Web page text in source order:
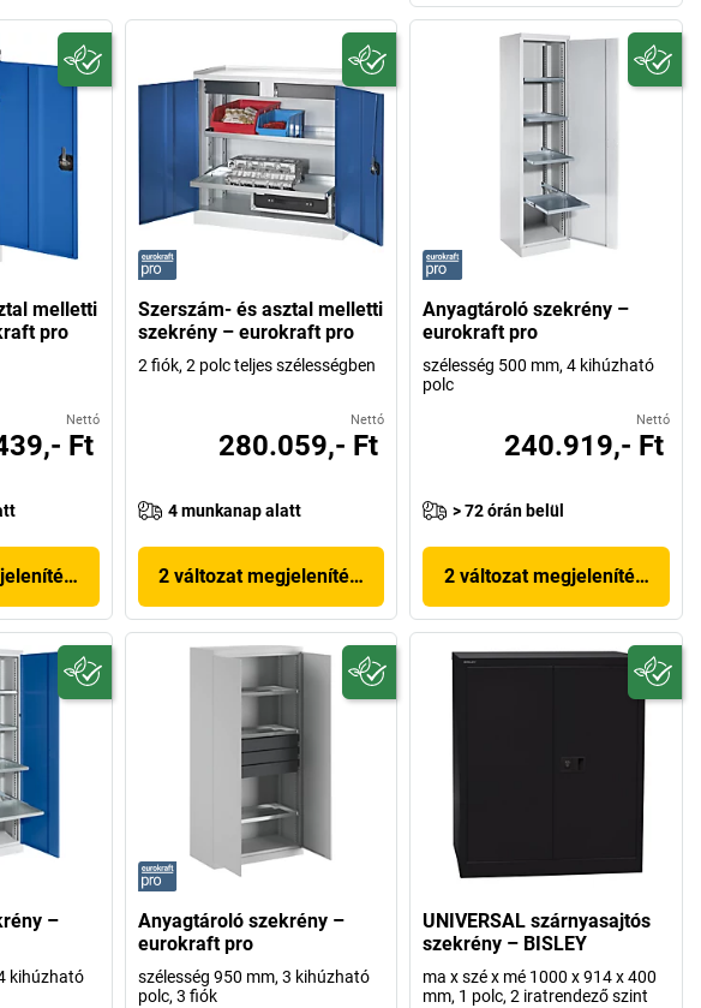
melletti
pro
Nettó
Ft
Szerszám- és asztal melletti
szekrény – eurokraft pro
2 fiók, 2 polc teljes szélességben
Nettó
280.059,- Ft
4 munkanap alatt
2 változat megjelenítése
Anyagtároló szekrény –
eurokraft pro
szélesség 500 mm, 4 kihúzható
polc
Nettó
240.919,- Ft
> 72 órán belül
2 változat megjelenítése
–
kihúzható
Anyagtároló szekrény –
eurokraft pro
szélesség 950 mm, 3 kihúzható
polc, 3 fiók
UNIVERSAL szárnyasajtós
szekrény – BISLEY
ma x szé x mé 1000 x 914 x 400
mm, 1 polc, 2 iratrendező szint